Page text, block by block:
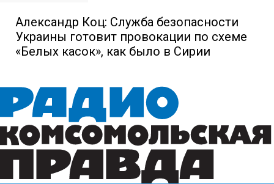
Александр Коц: Служба безопасности
Украины готовит провокации по схеме
«Белых касок», как было в Сирии